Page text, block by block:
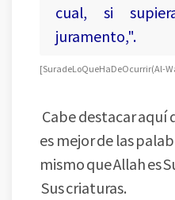
cual, si
juramento,".
[Sura de Lo Que Ha De Ocurrir (Al-
Cabe destacar aquí
es mejor de las
mismo que Allah es
Sus criaturas.